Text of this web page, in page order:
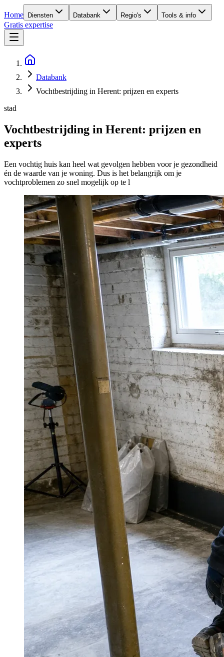
Home Diensten Databank Regio's Tools & info
Gratis expertise
Databank
Vochtbestrijding in Herent: prijzen en experts
stad
Vochtbestrijding in Herent: prijzen en
experts
Een vochtig huis kan heel wat gevolgen hebben voor je gezondheid
én de waarde van je woning. Dus is het belangrijk om je
vochtproblemen zo snel mogelijk op te l